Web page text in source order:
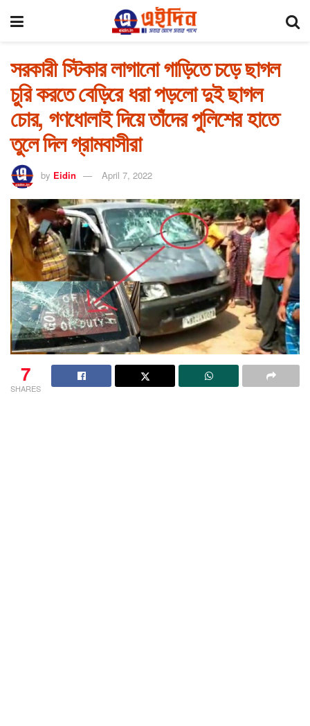
সরকারী স্টিকার লাগানো গাড়িতে চড়ে ছাগল
চুরি করতে বেড়িরে ধরা পড়লো দুই ছাগল
চোর, গণধোলাই দিয়ে তাঁদের পুলিশের হাতে
তুলে দিল গ্রামবাসীরা
by Eidin April 7, 2022
7
SHARES